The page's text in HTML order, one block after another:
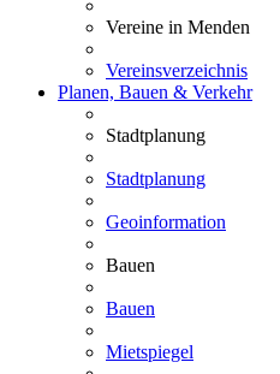
Vereine in Menden
Vereinsverzeichnis
Planen, Bauen & Verkehr
Stadtplanung
Stadtplanung
Geoinformation
Bauen
Bauen
Mietspiegel